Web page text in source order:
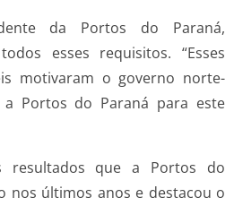
da Portos do Paraná,
esses requisitos. “Esses
motivaram o governo norte-
Portos do Paraná para este
resultados que a Portos do
nos últimos anos e destacou o